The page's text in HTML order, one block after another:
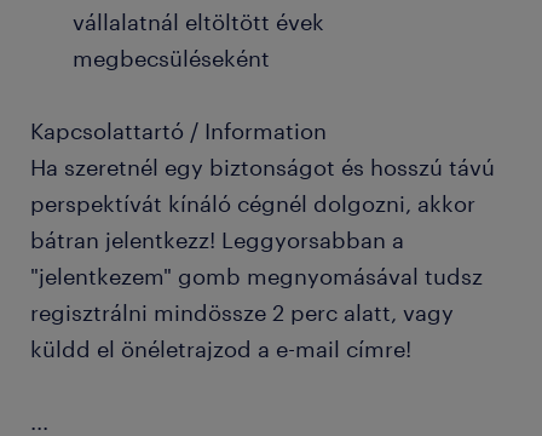
vállalatnál eltöltött évek
megbecsüléseként
Kapcsolattartó / Information
Ha szeretnél egy biztonságot és hosszú távú
perspektívát kínáló cégnél dolgozni, akkor
bátran jelentkezz! Leggyorsabban a
"jelentkezem" gomb megnyomásával tudsz
regisztrálni mindössze 2 perc alatt, vagy
küldd el önéletrajzod a e-mail címre!
...